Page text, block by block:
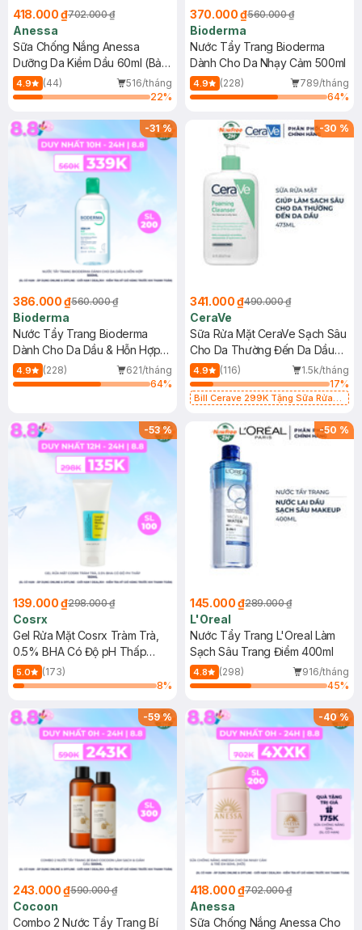
418.000 ₫702.000 ₫
Anessa
Sữa Chống Nắng Anessa
Dưỡng Da Kiềm Dầu 60ml (Bản
Mới)
4.9 (44)
516/tháng
22%
370.000 ₫560.000 ₫
Bioderma
Nước Tẩy Trang Bioderma
Dành Cho Da Nhạy Cảm 500ml
4.9 (228)
789/tháng
64%
-31%
386.000 ₫560.000 ₫
Bioderma
Nước Tẩy Trang Bioderma
Dành Cho Da Dầu & Hỗn Hợp
500ml
4.9 (228)
621/tháng
64%
-30 %
341.000 ₫490.000 ₫
CeraVe
Sữa Rửa Mặt CeraVe Sạch Sâu
Cho Da Thường Đến Da Dầu
473ml
4.9 (116)
1.5k/tháng
17%
Bill Cerave 299K Tặng Sữa Rửa
-53%
139.000 ₫298.000 ₫
Cosrx
Gel Rửa Mặt Cosrx Tràm Trà,
0.5% BHA Có Độ pH Thấp
150ml
5.0
(173)
8%
-50 %
145.000 ₫289.000 ₫
L'Oreal
Nước Tẩy Trang L'Oreal Làm
Sạch Sâu Trang Điểm 400ml
4.8 (298)
916/tháng
45%
-59%
243.000 ₫590.000 ₫
Cocoon
Combo 2 Nước Tẩy Trang Bí
-40%
418.000 ₫702.000 ₫
Anessa
Sữa Chống Nắng Anessa Cho